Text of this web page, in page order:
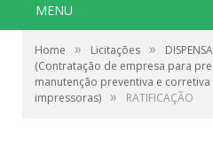
MENU
Home » Licitações »
(Contratação de empresa para
manutenção preventiva e
impressoras) » RATIFICAÇÃO